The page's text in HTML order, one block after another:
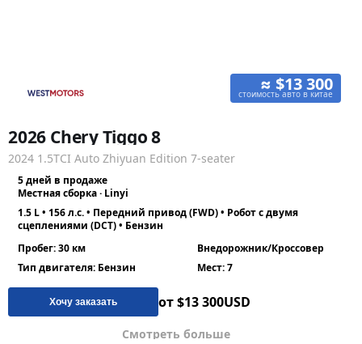
≈ $13 300
стоимость авто в китае
2026 Chery Tiggo 8
2024 1.5TCI Auto Zhiyuan Edition 7-seater
5 дней в продаже
Местная сборка · Linyi
1.5 L • 156 л.с. • Передний привод (FWD) • Робот с двумя
сцеплениями (DCT) • Бензин
Пробег: 30 км
Внедорожник/Кроссовер
Тип двигателя: Бензин
Мест: 7
Хочу заказать от $13 300USD
Смотреть больше